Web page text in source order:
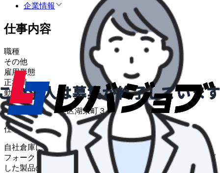
企業情報
仕事内容
職種
その他
雇用形態
正社員
勤務地
静岡県浜松市中央区湖東町３０１４
仕事内容
自社倉庫にて取引先からの部品の入出庫をお願いします。
フォークリフトを使用した作業が基本となります。 ・入庫
した製品の仕分け・棚入れ ・部品詰替え・梱包作業 ・バ